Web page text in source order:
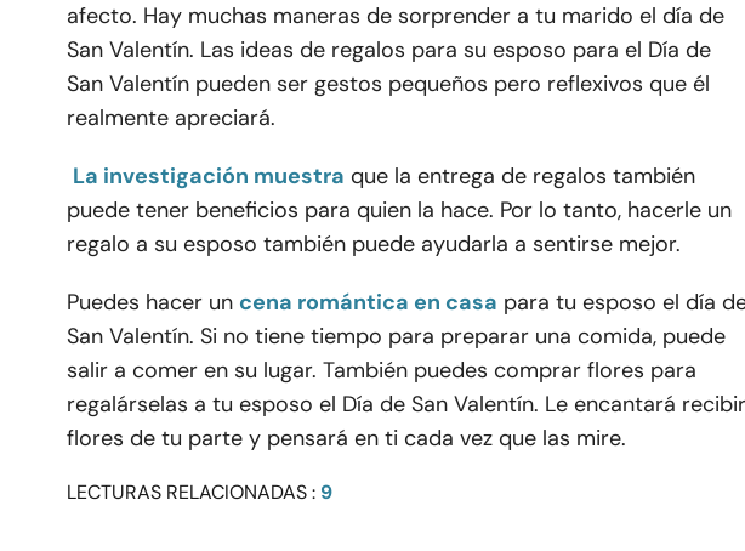
afecto. Hay muchas maneras de sorprender a tu marido el día de
San Valentín. Las ideas de regalos para su esposo para el Día de
San Valentín pueden ser gestos pequeños pero reflexivos que él
realmente apreciará.
La investigación muestra que la entrega de regalos también
puede tener beneficios para quien la hace. Por lo tanto, hacerle un
regalo a su esposo también puede ayudarla a sentirse mejor.
Puedes hacer un cena romántica en casa para tu esposo el día
San Valentín. Si no tiene tiempo para preparar una comida, puede
salir a comer en su lugar. También puedes comprar flores para
regalárselas a tu esposo el Día de San Valentín. Le encantará recibir
flores de tu parte y pensará en ti cada vez que las mire.
LECTURAS RELACIONADAS : 9